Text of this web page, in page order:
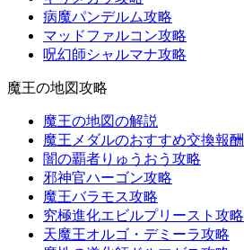
病魔パンデルム攻略
マッドファルコン攻略
呪幻師シャルマナ攻略
魔王の地図攻略
魔王の地図の解説
魔王メダルのおすすめ交換報酬
闇の覇者りゅうおう攻略
邪神官ハーゴン攻略
魔王バラモス攻略
究極進化エビルプリースト攻略
天魔王オルゴ・デミーラ攻略